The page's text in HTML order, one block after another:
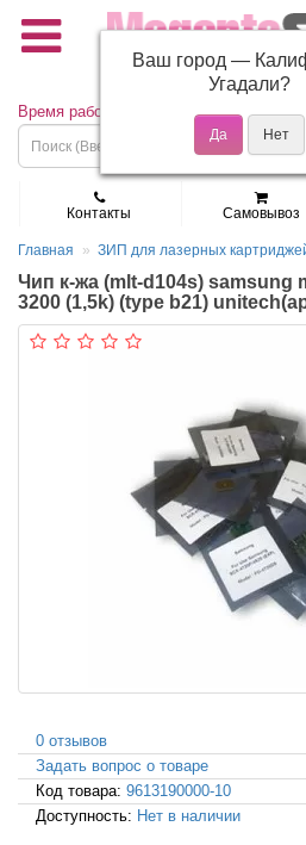
(495) 150-01-37
Время работы: Пн - Пт 9:30 - 19:00
Контакты Самовывоз
Главная ЗИП для лазерных
Чип к-жа (mlt-d104s) samsung
3200 (1,5k) (type b21)
0 отзывов
Задать вопрос о товаре
Код товара: 9613190000-10
Доступность: Нет в наличии
Ваш город —
Угадали?